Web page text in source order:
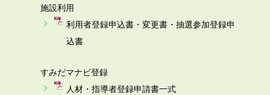
施設利用
利用者登録申込書・変更書・抽選参加登録申
込書
すみだマナビ登録
人材・指導者登録申請書一式